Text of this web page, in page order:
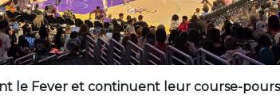
le Fever et continuent leur course-